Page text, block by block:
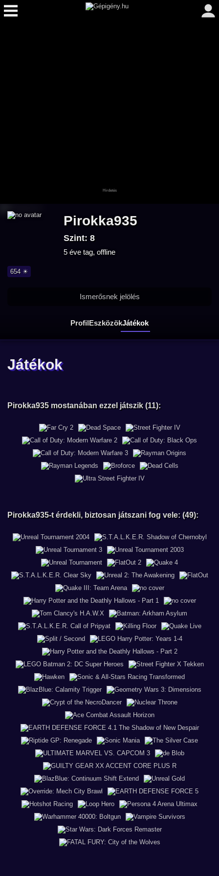
Pirokka935
Szint: 8
5 éve tag, offline
654 ☀
ProfilEszközökJátékok
Ismerősnek jelölés
Játékok
Pirokka935 mostanában ezzel játszik (11):
Pirokka935-t érdekli, biztosan játszani fog vele: (49):